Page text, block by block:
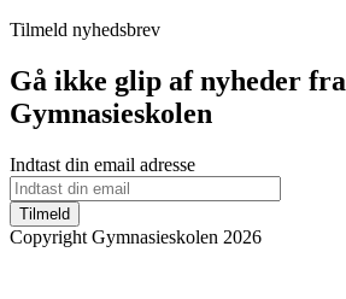
Tilmeld nyhedsbrev
Gå ikke glip af nyheder fra
Gymnasieskolen
Indtast din email adresse
Tilmeld
Copyright Gymnasieskolen 2026